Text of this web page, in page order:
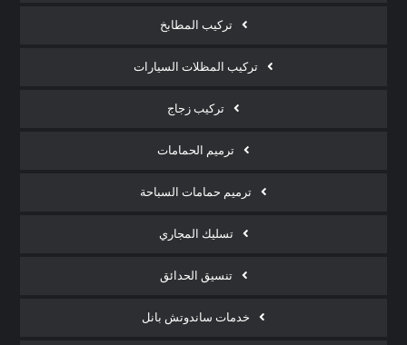
تركيب المطابخ
تركيب المظلات السيارات
تركيب زجاج
ترميم الحمامات
ترميم حمامات السباحة
تسليك المجاري
تنسيق الحدائق
خدمات ساندوتش بانل